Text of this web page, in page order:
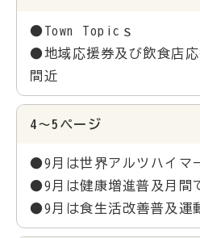
●Town Topicｓ
●地域応援券及び飲食店応
間近
4～5ページ
●9月は世界アルツハイマ
●9月は健康増進普及月間
●9月は食生活改善普及運